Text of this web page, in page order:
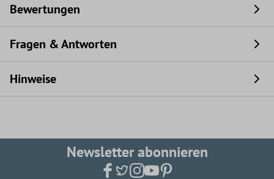
Bewertungen
Fragen & Antworten
Hinweise
Newsletter abonnieren